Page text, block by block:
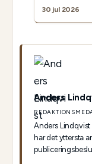
30 jul 2026
Anders
Anders Lindqvist
har det yttersta